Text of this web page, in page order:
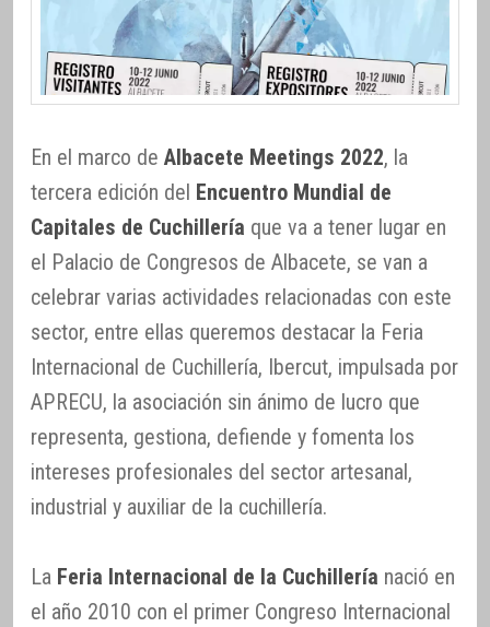
En el marco de Albacete Meetings 2022, la
tercera edición del Encuentro Mundial de
Capitales de Cuchillería que va a tener lugar en
el Palacio de Congresos de Albacete, se van a
celebrar varias actividades relacionadas con este
sector, entre ellas queremos destacar la Feria
Internacional de Cuchillería, Ibercut, impulsada por
APRECU, la asociación sin ánimo de lucro que
representa, gestiona, defiende y fomenta los
intereses profesionales del sector artesanal,
industrial y auxiliar de la cuchillería.
La Feria Internacional de la Cuchillería nació en
el año 2010 con el primer Congreso Internacional